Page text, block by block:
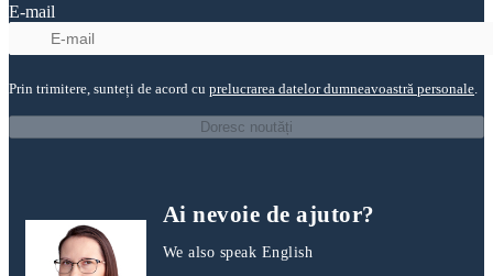
E-mail
Doresc noutăți
Prin trimitere, sunteți de acord cu prelucrarea datelor dumneavoastră personale
Ai nevoie de ajutor?
We also speak English